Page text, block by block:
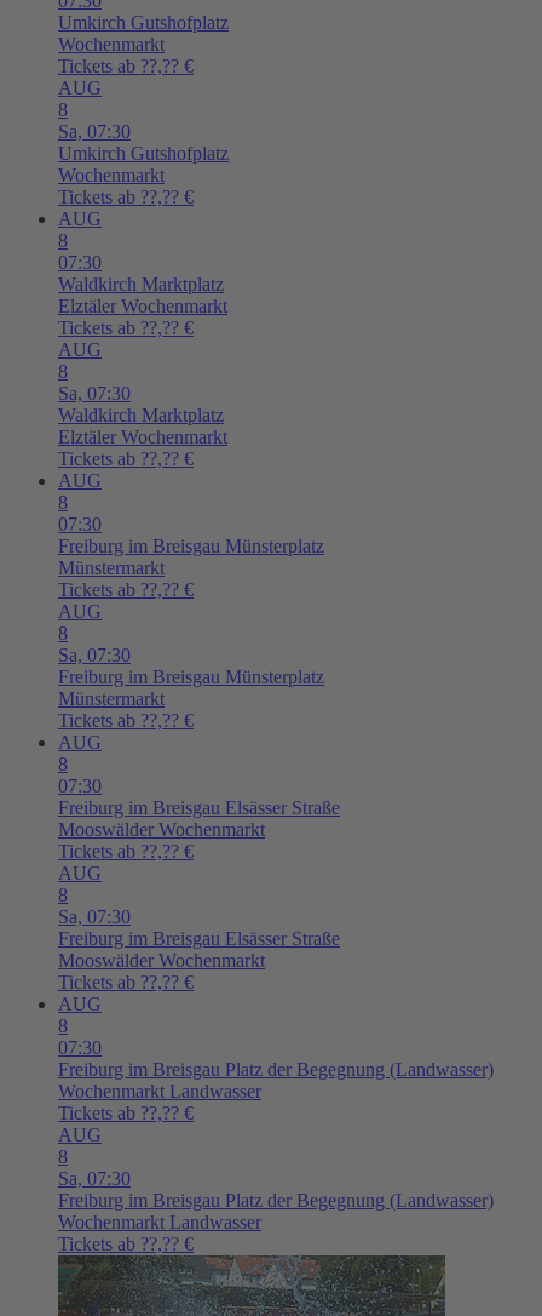
Umkirch Gutshofplatz
Wochenmarkt
Tickets ab ??,?? €
AUG
8
Sa, 07:30
Umkirch Gutshofplatz
Wochenmarkt
Tickets ab ??,?? €
AUG
8
07:30
Waldkirch Marktplatz
Elztäler Wochenmarkt
Tickets ab ??,?? €
AUG
8
Sa, 07:30
Waldkirch Marktplatz
Elztäler Wochenmarkt
Tickets ab ??,?? €
AUG
8
07:30
Freiburg im Breisgau Münsterplatz
Münstermarkt
Tickets ab ??,?? €
AUG
8
Sa, 07:30
Freiburg im Breisgau Münsterplatz
Münstermarkt
Tickets ab ??,?? €
AUG
8
07:30
Freiburg im Breisgau Elsässer Straße
Mooswälder Wochenmarkt
Tickets ab ??,?? €
AUG
8
Sa, 07:30
Freiburg im Breisgau Elsässer Straße
Mooswälder Wochenmarkt
Tickets ab ??,?? €
AUG
8
07:30
Freiburg im Breisgau Platz der Begegnung (Landwasser)
Wochenmarkt Landwasser
Tickets ab ??,?? €
AUG
8
Sa, 07:30
Freiburg im Breisgau Platz der Begegnung (Landwasser)
Wochenmarkt Landwasser
Tickets ab ??,?? €